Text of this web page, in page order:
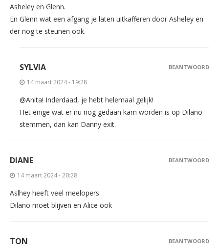
Asheley en Glenn.
En Glenn wat een afgang je laten uitkafferen door Asheley en
der nog te steunen ook.
SYLVIA
14 maart 2024 - 19:28
@Anita! Inderdaad, je hebt helemaal gelijk!
Het enige wat er nu nog gedaan kam worden is op Dilano
stemmen, dan kan Danny exit.
BEANTWOORD
DIANE
14 maart 2024 - 20:28
Aslhey heeft veel meelopers
Dilano moet blijven en Alice ook
BEANTWOORD
TON BEANTWOORD